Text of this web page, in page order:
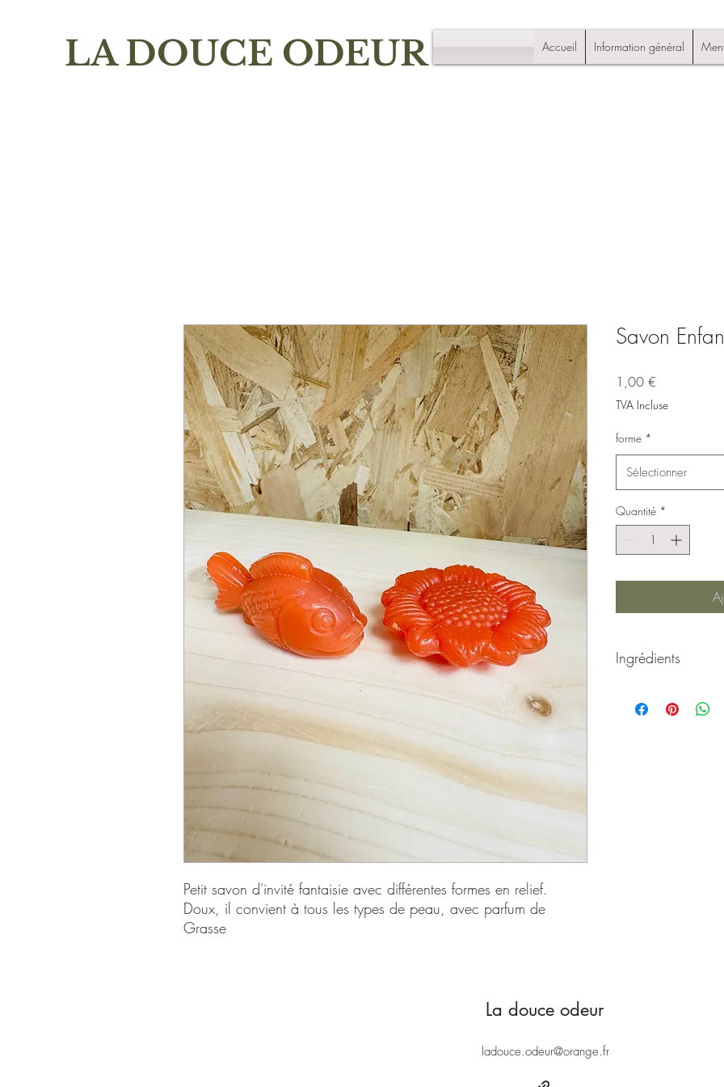
LA DOUCE ODEUR Accueil Information général
Petit savon d'invité fantaisie avec différentes formes en relief.
Doux, il convient à tous les types de peau, avec parfum de
Grasse
Savon
1,00 €
TVA Incluse
forme *
Sélectionner
Quantité *
Ingrédients
parfum, palm kernel
La douce odeur
ladouce.odeur@orange.fr